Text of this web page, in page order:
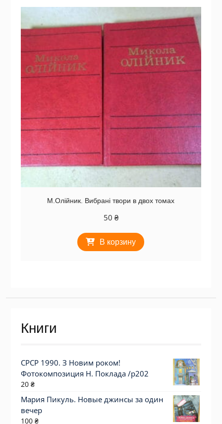
М.Олійник. Вибрані твори в двох томах
50 ₴
В корзину
Книги
СРСР 1990. З Новим роком!
Фотокомпозиция Н. Поклада /р202
20 ₴
Мария Пикуль. Новые джинсы за один
вечер
100 ₴